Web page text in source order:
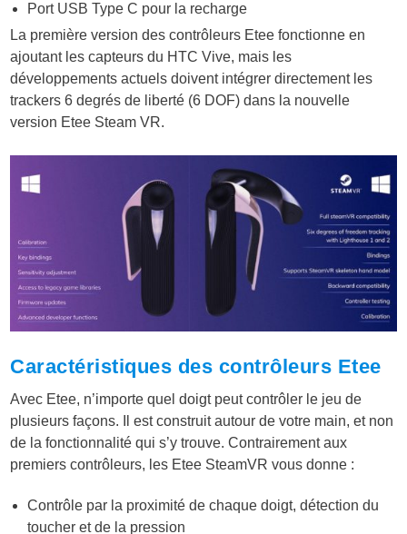
Port USB Type C pour la recharge
La première version des contrôleurs Etee fonctionne en
ajoutant les capteurs du HTC Vive, mais les
développements actuels doivent intégrer directement les
trackers 6 degrés de liberté (6 DOF) dans la nouvelle
version Etee Steam VR.
Caractéristiques des contrôleurs Etee
Avec Etee, n’importe quel doigt peut contrôler le jeu de
plusieurs façons. Il est construit autour de votre main, et non
de la fonctionnalité qui s’y trouve. Contrairement aux
premiers contrôleurs, les Etee SteamVR vous donne :
Contrôle par la proximité de chaque doigt, détection du
toucher et de la pression